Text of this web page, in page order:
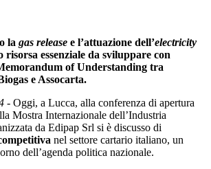
la gas release e l’attuazione dell’electricity
risorsa essenziale da sviluppare con
of Understanding tra
e Assocarta.
- Oggi, a Lucca, alla conferenza di apertura
Mostra Internazionale dell’Industria
da Edipap Srl si è discusso di
nel settore cartario italiano, un
dell’agenda politica nazionale.